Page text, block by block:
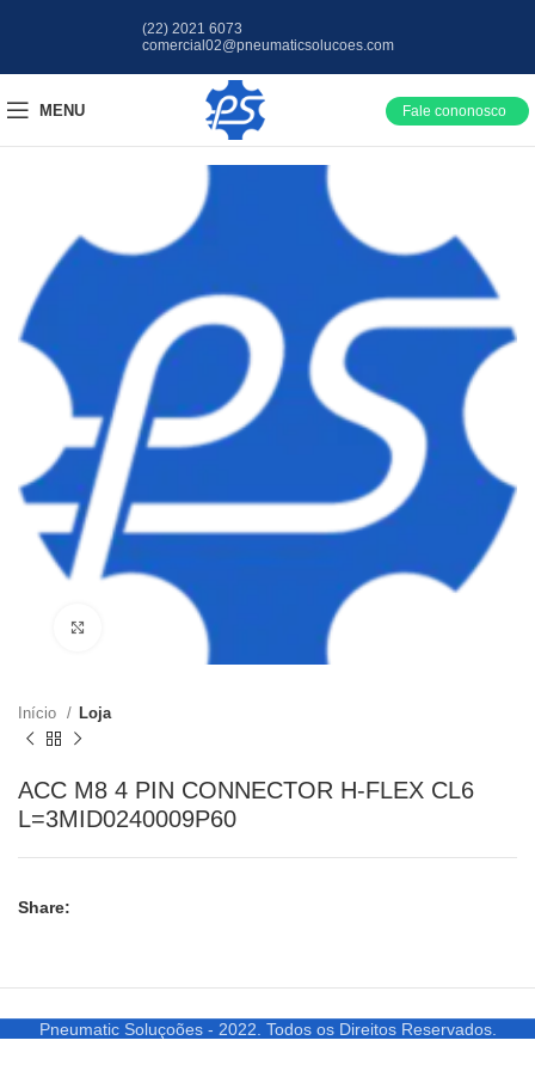
(22) 2021 6073
comercial02@pneumaticsolucoes.com
MENU Fale cononosco
Clique para ampliar
Início Loja
ACC M8 4 PIN CONNECTOR H-FLEX CL6
L=3MID0240009P60
Share:
Pneumatic Soluçoões - 2022. Todos os Direitos Reservados.